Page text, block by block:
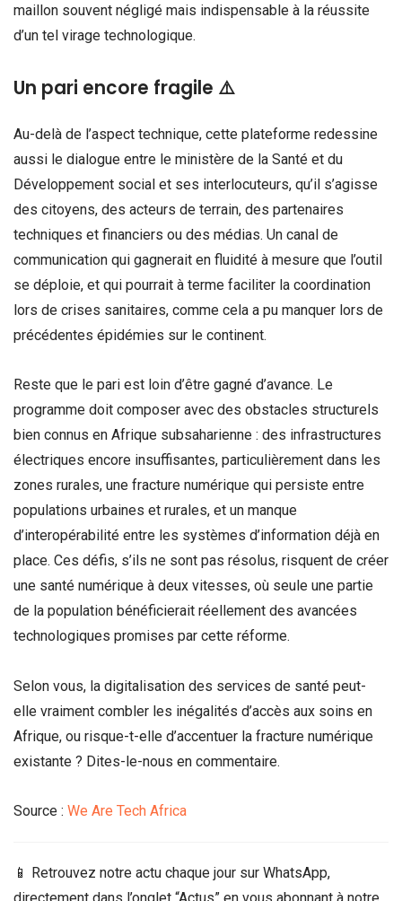
maillon souvent négligé mais indispensable à la réussite
d’un tel virage technologique.
Un pari encore fragile ⚠️
Au-delà de l’aspect technique, cette plateforme redessine
aussi le dialogue entre le ministère de la Santé et du
Développement social et ses interlocuteurs, qu’il s’agisse
des citoyens, des acteurs de terrain, des partenaires
techniques et financiers ou des médias. Un canal de
communication qui gagnerait en fluidité à mesure que l’outil
se déploie, et qui pourrait à terme faciliter la coordination
lors de crises sanitaires, comme cela a pu manquer lors de
précédentes épidémies sur le continent.
Reste que le pari est loin d’être gagné d’avance. Le
programme doit composer avec des obstacles structurels
bien connus en Afrique subsaharienne : des infrastructures
électriques encore insuffisantes, particulièrement dans les
zones rurales, une fracture numérique qui persiste entre
populations urbaines et rurales, et un manque
d’interopérabilité entre les systèmes d’information déjà en
place. Ces défis, s’ils ne sont pas résolus, risquent de créer
une santé numérique à deux vitesses, où seule une partie
de la population bénéficierait réellement des avancées
technologiques promises par cette réforme.
Selon vous, la digitalisation des services de santé peut-
elle vraiment combler les inégalités d’accès aux soins en
Afrique, ou risque-t-elle d’accentuer la fracture numérique
existante ? Dites-le-nous en commentaire.
Source : We Are Tech Africa
📱 Retrouvez notre actu chaque jour sur WhatsApp,